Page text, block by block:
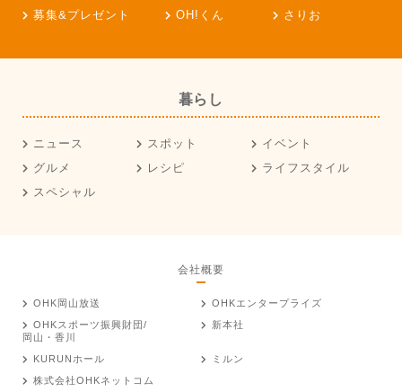
募集&プレゼント
OH!くん さりお
暮らし
ニュース スポット
イベント
グルメ
レシピ
ライフスタイル
スペシャル
会社概要
OHK岡山放送
OHKエンタープライズ
OHKスポーツ振興財団/
岡山・香川
新本社
KURUNホール
ミルン
株式会社OHKネットコム